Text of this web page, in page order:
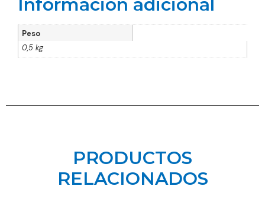
Peso
0,5 kg
PRODUCTOS
RELACIONADOS